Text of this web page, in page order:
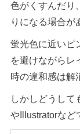
色がくすんだり
りになる場合が
蛍光色に近いピ
を避けながらレ
時の違和感は解
しかしどうして
やIllustratorなど